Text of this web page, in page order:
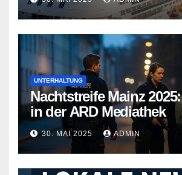
Wege
UNTERHALTUNG
Nachtstreife Mainz
in der ARD Mediathek
30. MAI 2025 ADMIN